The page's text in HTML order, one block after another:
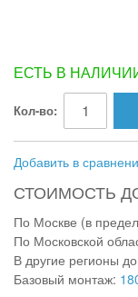
ЕСТЬ В
Кол-во:
Добавить в
СТОИМОСТЬ
По Москве (в
По Московской
В другие регионы
Базовый монтаж: